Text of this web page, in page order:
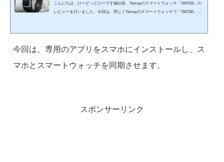
こんにちは、けーどっとけーです😀以前、Yamayのスマートウォッチ「SW018」の
レビューを行いました。今回は、同じくYamayのスマートウォッチで「SW336」の
ます。Yamayのスマートウォッチ「SW336」を開く郵送で届けてもらいました。こ
ちらがSW336の箱です。非常にコンパクトです。箱横には機...
今回は、専用のアプリをスマホにインストールし、ス
マホとスマートウォッチを同期させます。
スポンサーリンク